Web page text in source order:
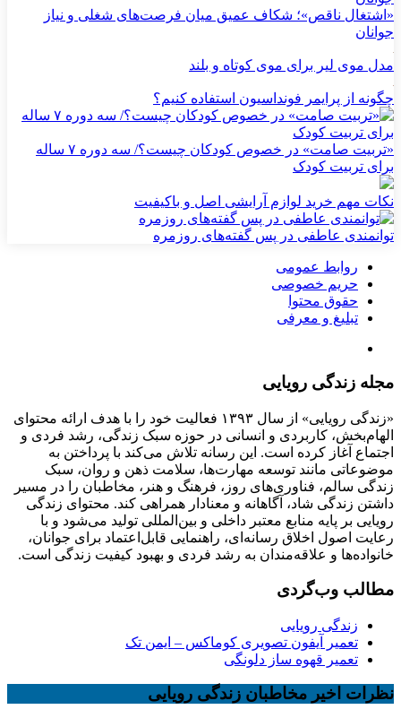
«اشتغال ناقص»؛ شکاف عمیق میان فرصت‌های شغلی و نیاز
جوانان
مدل موی لیر برای موی کوتاه و بلند
چگونه از پرایمر فونداسیون استفاده کنیم؟
«تربیت صامت» در خصوص کودکان چیست؟/ سه دوره ۷ ساله
برای تربیت کودک
نکات مهم خرید لوازم آرایشی اصل و باکیفیت
توانمندی عاطفی در پس گفته‌های روزمره
روابط عمومی
حریم خصوصی
حقوق محتوا
تبلیغ و معرفی
مجله زندگی رویایی
«زندگی رویایی» از سال ۱۳۹۳ فعالیت خود را با هدف ارائه محتوای
الهام‌بخش، کاربردی و انسانی در حوزه سبک زندگی، رشد فردی و
اجتماع آغاز کرده است. این رسانه تلاش می‌کند با پرداختن به
موضوعاتی مانند توسعه مهارت‌ها، سلامت ذهن و روان، سبک
زندگی سالم، فناوری‌های روز، فرهنگ و هنر، مخاطبان را در مسیر
داشتن زندگی شاد، آگاهانه و معنادار همراهی کند. محتوای زندگی
رویایی بر پایه منابع معتبر داخلی و بین‌المللی تولید می‌شود و با
رعایت اصول اخلاق رسانه‌ای، راهنمایی قابل‌اعتماد برای جوانان،
خانواده‌ها و علاقه‌مندان به رشد فردی و بهبود کیفیت زندگی است.
مطالب وب‌گردی
زندگی رویایی
تعمیر آیفون تصویری کوماکس – ایمن تک
تعمیر قهوه ساز دلونگی
نظرات اخیر مخاطبان زندگی رویایی